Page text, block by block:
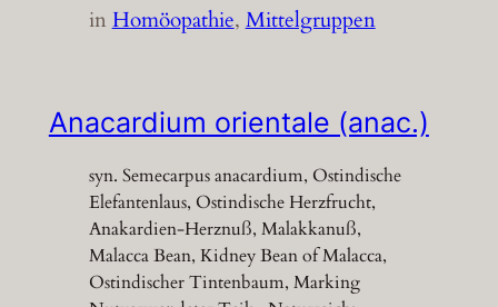
inHomöopathie, Mittelgruppen
Anacardium orientale (anac.)
syn. Semecarpus anacardium, Ostindische
Elefantenlaus, Ostindische Herzfrucht,
Anakardien-Herznuß, Malakkanuß,
Malacca Bean, Kidney Bean of Malacca,
Ostindischer Tintenbaum, Marking